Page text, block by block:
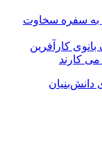
به سفره سخاوت
کارآفرین
کارند
دانش‌بنیان